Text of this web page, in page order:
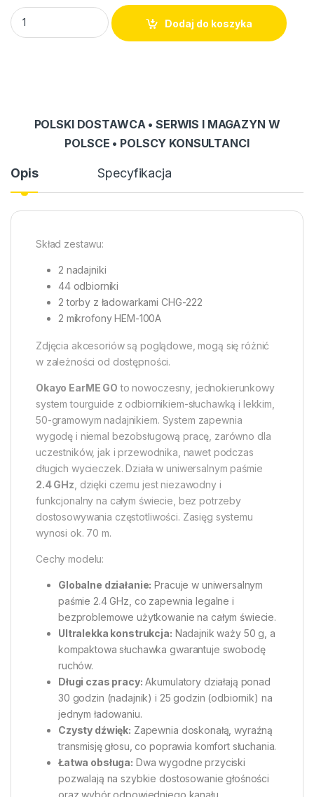
Zestaw tourguide Okayo EarME GO 2.4GHz L+TB (44+2)
Dodaj do koszyka
POLSKI DOSTAWCA • SERWIS I MAGAZYN W
POLSCE • POLSCY KONSULTANCI
Opis Specyfikacja
Skład zestawu:
2 nadajniki
44 odbiorniki
2 torby z ładowarkami CHG-222
2 mikrofony HEM-100A
Zdjęcia akcesoriów są poglądowe, mogą się różnić
w zależności od dostępności.
Okayo EarME GO to nowoczesny, jednokierunkowy
system tourguide z odbiornikiem-słuchawką i lekkim,
50-gramowym nadajnikiem. System zapewnia
wygodę i niemal bezobsługową pracę, zarówno dla
uczestników, jak i przewodnika, nawet podczas
długich wycieczek. Działa w uniwersalnym paśmie
2.4 GHz , dzięki czemu jest niezawodny i
funkcjonalny na całym świecie, bez potrzeby
dostosowywania częstotliwości. Zasięg systemu
wynosi ok. 70 m.
Cechy modelu:
Globalne działanie: Pracuje w uniwersalnym
paśmie 2.4 GHz, co zapewnia legalne i
bezproblemowe użytkowanie na całym świecie.
Ultralekka konstrukcja: Nadajnik waży 50 g, a
kompaktowa słuchawka gwarantuje swobodę
ruchów.
Długi czas pracy: Akumulatory działają ponad
30 godzin (nadajnik) i 25 godzin (odbiornik) na
jednym ładowaniu.
Czysty dźwięk: Zapewnia doskonałą, wyraźną
transmisję głosu, co poprawia komfort słuchania.
Łatwa obsługa: Dwa wygodne przyciski
pozwalają na szybkie dostosowanie głośności
oraz wybór odpowiedniego kanału.